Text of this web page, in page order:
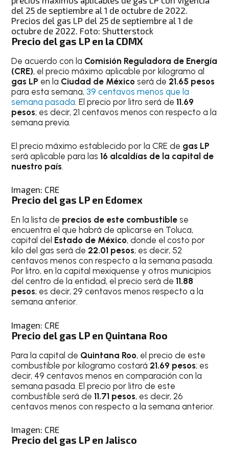
Precios del gas LP del 25 de septiembre al 1 de
octubre de 2022. Foto: Shutterstock
Precio del gas LP en la CDMX
De acuerdo con la Comisión Reguladora de Energía
(CRE), el precio máximo aplicable por kilogramo al
gas LP en la Ciudad de Méxicoserá de 21.65 pesos
para esta semana,39 centavos menos que la
semana pasada. El precio por litro será de11.69
pesos; es decir, 21 centavos menos con respecto a la
semana previa.
El precio máximo establecido por la CRE de gas LP
será aplicable para las16 alcaldías de la capital de
nuestro país.
Imagen: CRE
Precio del gas LP en Edomex
En la lista de precios de este combustiblese
encuentra el que habrá de aplicarse en Toluca,
capital del Estado de México, donde el costo por
kilo del gas será de 22.01 pesos; es decir, 52
centavos menos con respecto a la semana pasada.
Por litro, en la capital mexiquense y otros municipios
del centro de la entidad, el precio será de11.88
pesos; es decir, 29 centavos menos respecto a la
semana anterior.
Imagen: CRE
Precio del gas LP en Quintana Roo
Para la capital de Quintana Roo, el precio de este
combustible por kilogramo costará 21.69 pesos; es
decir, 49 centavos menos en comparación con la
semana pasada. El precio por litro de este
combustible será de11.71 pesos, es decir, 26
centavos menos con respecto a la semana anterior.
Imagen: CRE
Precio del gas LP en Jalisco